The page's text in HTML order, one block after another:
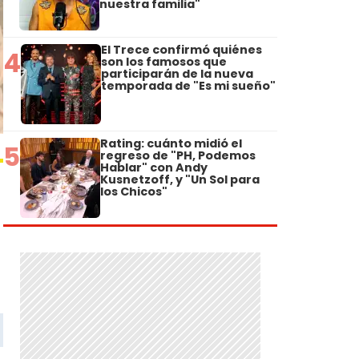
nuestra familia"
4 El Trece confirmó quiénes
son los famosos que
participarán de la nueva
temporada de "Es mi sueño"
5 Rating: cuánto midió el
regreso de "PH, Podemos
Hablar" con Andy
Kusnetzoff, y "Un Sol para
los Chicos"